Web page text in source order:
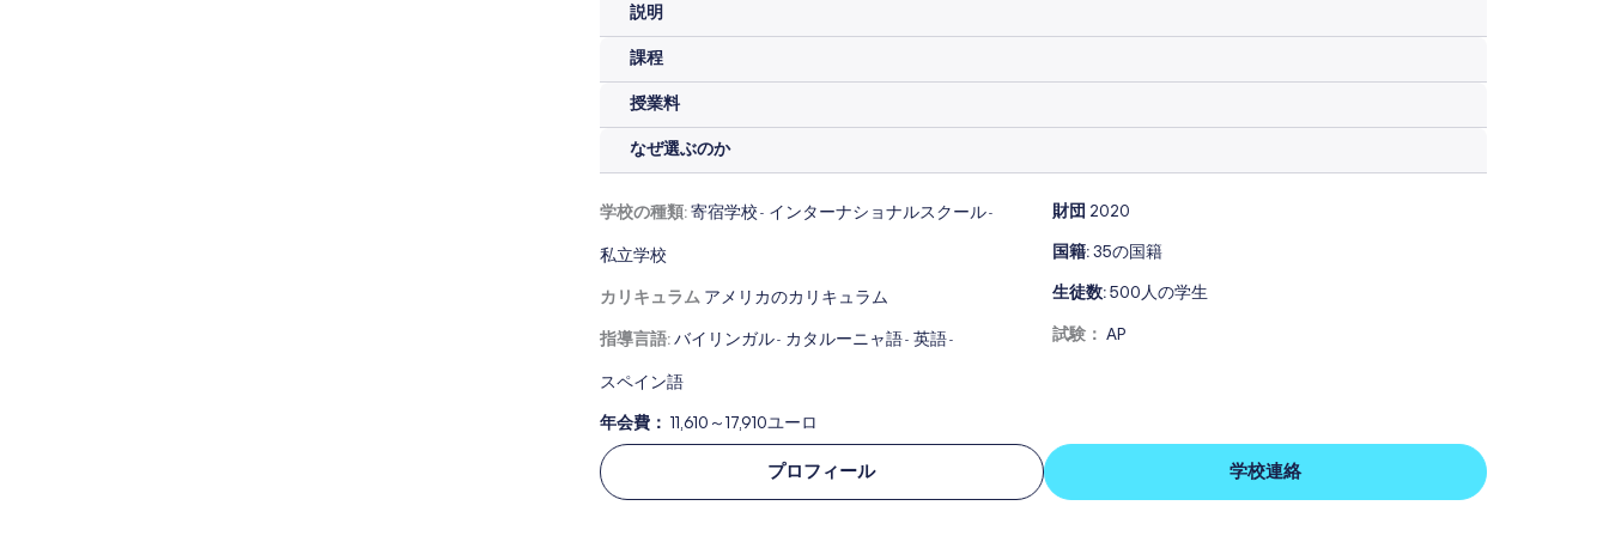
説明
課程
授業料
なぜ選ぶのか
学校の種類: 寄宿学校 - インターナショナルスクール -
私立学校
カリキュラム アメリカのカリキュラム
指導言語: バイリンガル - カタルーニャ語 - 英語 -
スペイン語
年会費： 11,610～17,910ユーロ
財団 2020
国籍: 35の国籍
生徒数: 500人の学生
試験： AP
プロフィール 学校連絡